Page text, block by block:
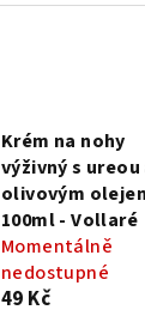
Krém na nohy
výživný s ureou
olivovým
100ml - Vollaré
Momentálně
nedostupné
49 Kč